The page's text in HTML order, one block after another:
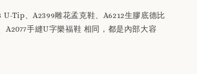
U-Tip、A2399雕花孟克鞋、A6212生膠底德比
A2077手縫U字樂福鞋 相同，都是內部大容